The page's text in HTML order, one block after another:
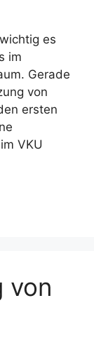
es
im
Gerade
von
ersten
VKU
von